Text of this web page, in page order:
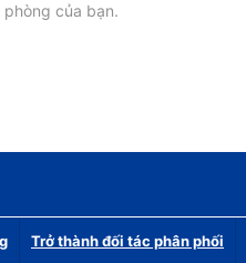
của bạn.
Trở thành đối tác phân phối